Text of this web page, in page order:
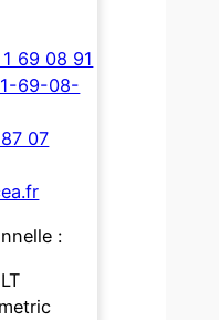
69 08 91
69-08-
07
: